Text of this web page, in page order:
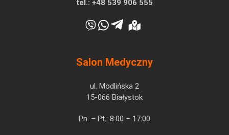
tel.: +48 539 906 555
Salon Medyczny
ul. Modlińska 2
15-066 Białystok
Pn. – Pt.: 8:00 – 17:00